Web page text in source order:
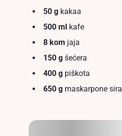
50 gkakaa
500 mlkafe
8 kom jaja
150 gšećera
400 gpiškota
650 gmaskarpone sira